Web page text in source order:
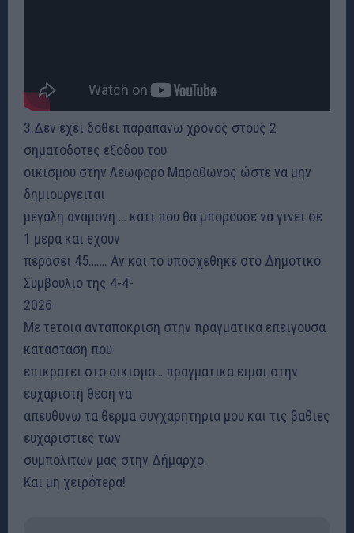
3.Δεν εχει δοθει παραπανω χρονος στους 2
σηματοδοτες εξοδου του
οικισμου στην Λεωφορο Μαραθωνος ώστε να μην
δημιουργειται
μεγαλη αναμονη … κατι που θα μπορουσε να γινει σε
1 μερα και εχουν
περασει 45……. Αν και το υποσχεθηκε στο Δημοτικο
Συμβουλιο της 4-4-
2026
Με τετοια ανταποκριση στην πραγματικα επειγουσα
κατασταση που
επικρατει στο οικισμο… πραγματικα ειμαι στην
ευχαριστη θεση να
απευθυνω τα θερμα συγχαρητηρια μου και τις βαθιες
ευχαριστιες των
συμπολιτων μας στην Δήμαρχο.
Και μη χειρότερα!